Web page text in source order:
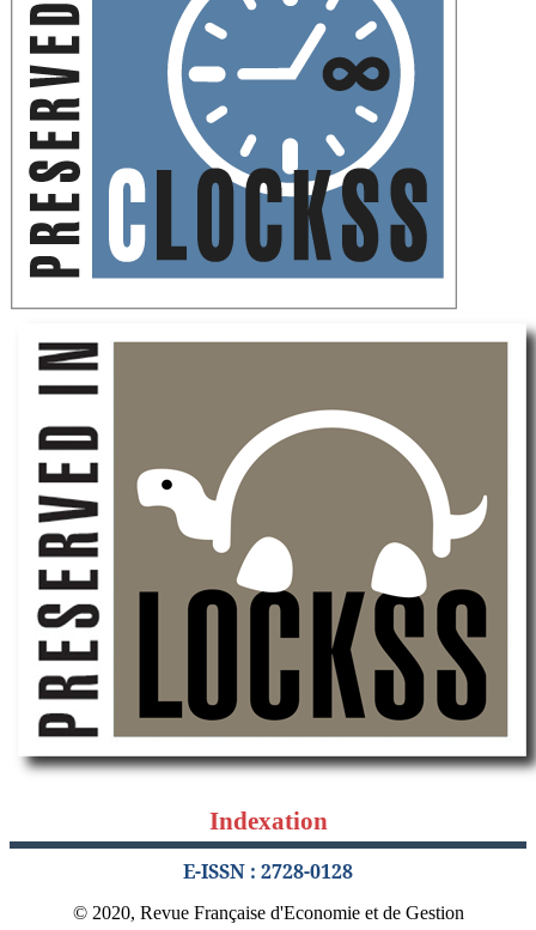
Indexation
E-ISSN : 2728-0128
© 2020, Revue Française d'Economie et de Gestion